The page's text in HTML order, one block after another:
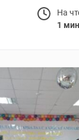
На
1